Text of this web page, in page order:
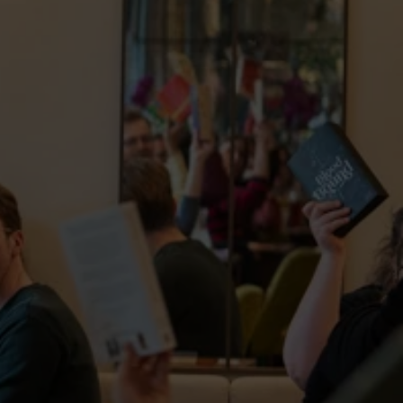
Möglichkeit, das Vertrauen deiner Kunden zu
Kunden hier über deine Versandmethoden,
Versandregelungen sind rechtlich
das Vertrauen deiner Kunden zu gewinnen.